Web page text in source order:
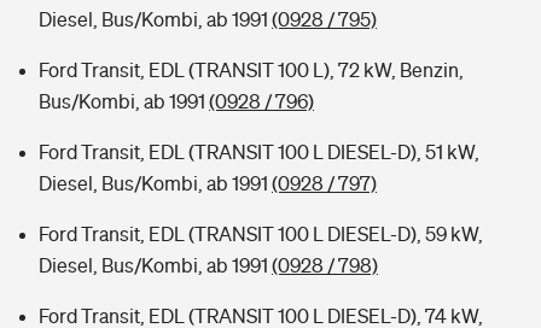
Diesel, Bus/Kombi, ab 1991 (0928 / 795)
Ford Transit, EDL (TRANSIT 100 L), 72 kW, Benzin,
Bus/Kombi, ab 1991 (0928 / 796)
Ford Transit, EDL (TRANSIT 100 L DIESEL-D), 51 kW,
Diesel, Bus/Kombi, ab 1991 (0928 / 797)
Ford Transit, EDL (TRANSIT 100 L DIESEL-D), 59 kW,
Diesel, Bus/Kombi, ab 1991 (0928 / 798)
Ford Transit, EDL (TRANSIT 100 L DIESEL-D), 74 kW,